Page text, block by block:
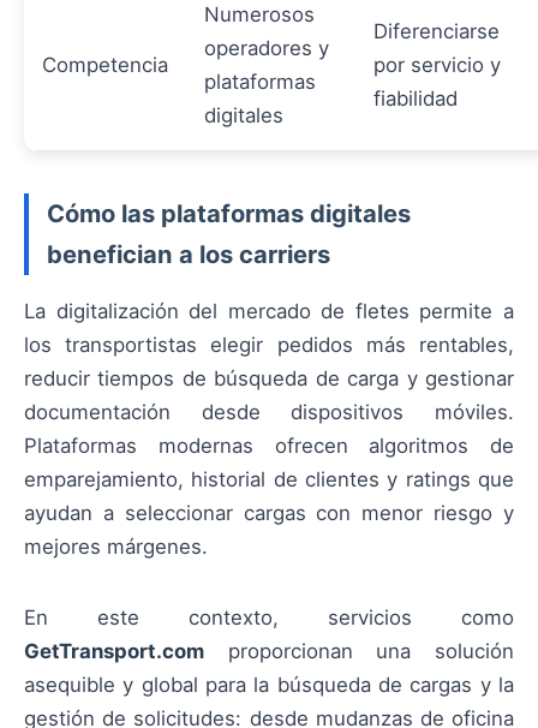
Competencia
Numerosos
operadores y
plataformas
digitales
Diferenciarse
por servicio y
fiabilidad
Cómo las plataformas digitales
benefician a los carriers
La digitalización del mercado de fletes permite a
los transportistas elegir pedidos más rentables,
reducir tiempos de búsqueda de carga y gestionar
documentación desde dispositivos móviles.
Plataformas modernas ofrecen algoritmos de
emparejamiento, historial de clientes y ratings que
ayudan a seleccionar cargas con menor riesgo y
mejores márgenes.
En este contexto, servicios como
GetTransport.com proporcionan una solución
asequible y global para la búsqueda de cargas y la
gestión de solicitudes: desde mudanzas de oficina